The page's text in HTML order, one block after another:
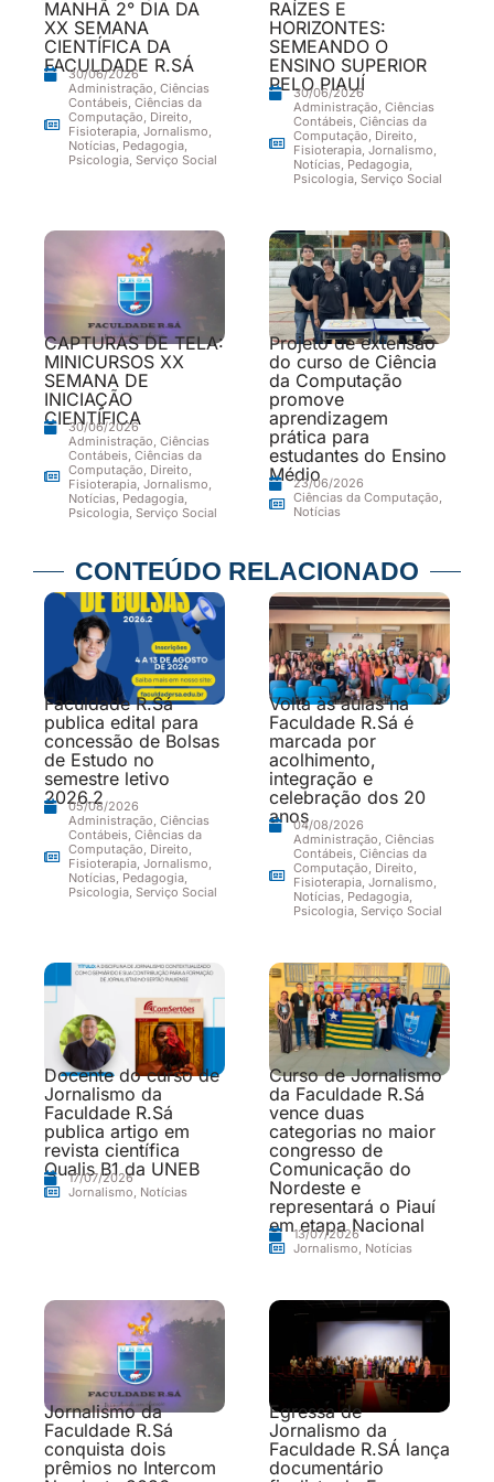
MANHÃ 2° DIA DA
XX SEMANA
CIENTÍFICA DA
FACULDADE R.SÁ
30/06/2026
Administração, Ciências
Contábeis, Ciências da
Computação, Direito,
Fisioterapia, Jornalismo,
Notícias, Pedagogia,
Psicologia, Serviço Social
RAÍZES E
HORIZONTES:
SEMEANDO O
ENSINO SUPERIOR
PELO PIAUÍ
30/06/2026
Administração, Ciências
Contábeis, Ciências da
Computação, Direito,
Fisioterapia, Jornalismo,
Notícias, Pedagogia,
Psicologia, Serviço Social
CAPTURAS DE TELA:
MINICURSOS XX
SEMANA DE
INICIAÇÃO
CIENTÍFICA
30/06/2026
Administração, Ciências
Contábeis, Ciências da
Computação, Direito,
Fisioterapia, Jornalismo,
Notícias, Pedagogia,
Psicologia, Serviço Social
Projeto de extensão
do curso de Ciência
da Computação
promove
aprendizagem
prática para
estudantes do Ensino
Médio23/06/2026
Ciências da Computação,
Notícias
CONTEÚDO RELACIONADO
Faculdade R.Sá
publica edital para
concessão de Bolsas
de Estudo no
semestre letivo
2026.2
05/08/2026
Administração, Ciências
Contábeis, Ciências da
Computação, Direito,
Fisioterapia, Jornalismo,
Notícias, Pedagogia,
Psicologia, Serviço Social
Volta às aulas na
Faculdade R.Sá é
marcada por
acolhimento,
integração e
celebração dos 20
anos04/08/2026
Administração, Ciências
Contábeis, Ciências da
Computação, Direito,
Fisioterapia, Jornalismo,
Notícias, Pedagogia,
Psicologia, Serviço Social
Docente do curso de
Jornalismo da
Faculdade R.Sá
publica artigo em
revista científica
Qualis B1 da UNEB
17/07/2026
Jornalismo, Notícias
Curso de Jornalismo
da Faculdade R.Sá
vence duas
categorias no maior
congresso de
Comunicação do
Nordeste e
representará o Piauí
em etapa Nacional
13/07/2026
Jornalismo, Notícias
Jornalismo da
Faculdade R.Sá
conquista dois
prêmios no Intercom
Egressa de
Jornalismo da
Faculdade R.SÁ lança
documentário